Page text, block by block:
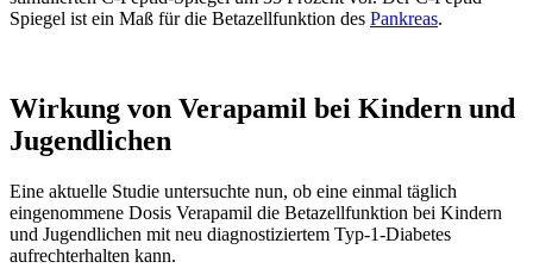
Spiegel ist ein Maß für die Betazellfunktion des Pankreas.
Wirkung von Verapamil bei Kindern und
Jugendlichen
Eine aktuelle Studie untersuchte nun, ob eine einmal täglich
eingenommene Dosis Verapamil die Betazellfunktion bei Kindern
und Jugendlichen mit neu diagnostiziertem Typ-1-Diabetes
aufrechterhalten kann.